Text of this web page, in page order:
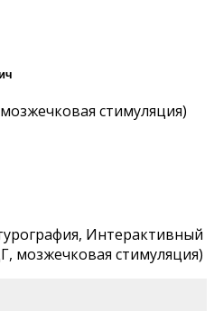
стимуляция)
Интерактивный
стимуляция)